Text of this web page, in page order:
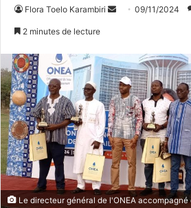
Flora Toelo Karambiri
o
y
e
r
u
n
c
o
u
09/11/2024
2 minutes de lecture
Le directeur général de l'ONEA